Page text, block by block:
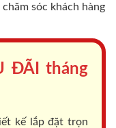
sóc khách hàng
ĐÃI tháng
kế lắp đặt trọn